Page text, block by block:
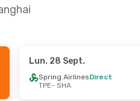
Lun. 28 Sept.
Spring AirlinesDirect
TPE- SHA